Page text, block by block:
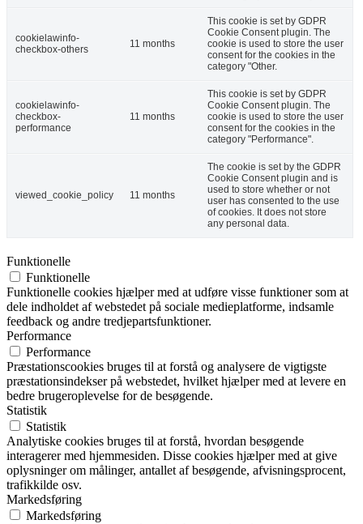
cookielawinfo-
checkbox-others
11 months
This cookie is set by GDPR
Cookie Consent plugin. The
cookie is used to store the user
consent for the cookies in the
category "Other.
cookielawinfo-
checkbox-
performance
11 months
This cookie is set by GDPR
Cookie Consent plugin. The
cookie is used to store the user
consent for the cookies in the
category "Performance".
viewed_cookie_policy 11 months
The cookie is set by the GDPR
Cookie Consent plugin and is
used to store whether or not
user has consented to the use
of cookies. It does not store
any personal data.
Funktionelle
Funktionelle
Funktionelle cookies hjælper med at udføre visse funktioner som at
dele indholdet af webstedet på sociale medieplatforme, indsamle
feedback og andre tredjepartsfunktioner.
Performance
Performance
Præstationscookies bruges til at forstå og analysere de vigtigste
præstationsindekser på webstedet, hvilket hjælper med at levere en
bedre brugeroplevelse for de besøgende.
Statistik
Statistik
Analytiske cookies bruges til at forstå, hvordan besøgende
interagerer med hjemmesiden. Disse cookies hjælper med at give
oplysninger om målinger, antallet af besøgende, afvisningsprocent,
trafikkilde osv.
Markedsføring
Markedsføring